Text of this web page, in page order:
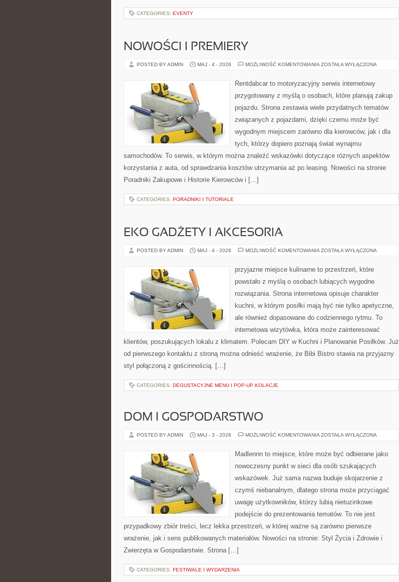
CATEGORIES: EVENTY
NOWOŚCI I PREMIERY
POSTED BY ADMIN MAJ - 4 - 2026 MOŻLIWOŚĆ KOMENTOWANIA NOWOŚCI
ZOSTAŁA WYŁĄCZONA
Rentdabcar to motoryzacyjny serwis internetowy
przygotowany z myślą o osobach, które planują zakup
pojazdu. Strona zestawia wiele przydatnych tematów
związanych z pojazdami, dzięki czemu może być
wygodnym miejscem zarówno dla kierowców, jak i dla
tych, którzy dopiero poznają świat wynajmu
samochodów. To serwis, w którym można znaleźć wskazówki dotyczące różnych aspektów
korzystania z auta, od sprawdzania kosztów utrzymania aż po leasing. Nowości na stronie
Poradniki Zakupowe i Historie Kierowców i […]
CATEGORIES: PORADNIKI I TUTORIALE
EKO GADŻETY I AKCESORIA
POSTED BY ADMIN MAJ - 4 - 2026 MOŻLIWOŚĆ KOMENTOWANIA EKO
AKCESORIA
ZOSTAŁA WYŁĄCZONA
przyjazne miejsce kulinarne to przestrzeń, które
powstało z myślą o osobach lubiących wygodne
rozwiązania. Strona internetowa opisuje charakter
kuchni, w którym posiłki mają być nie tylko apetyczne,
ale również dopasowane do codziennego rytmu. To
internetowa wizytówka, która może zainteresować
klientów, poszukujących lokalu z klimatem. Polecam DIY w Kuchni i Planowanie Posiłków. Już
od pierwszego kontaktu z stroną można odnieść wrażenie, że Bibi Bistro stawia na przyjazny
styl połączoną z gościnnością. […]
CATEGORIES: DEGUSTACYJNE MENU I POP-UP KOLACJE
DOM I GOSPODARSTWO
POSTED BY ADMIN MAJ - 3 - 2026 MOŻLIWOŚĆ KOMENTOWANIA DOM
ZOSTAŁA WYŁĄCZONA
Madlennn to miejsce, które może być odbierane jako
nowoczesny punkt w sieci dla osób szukających
wskazówek. Już sama nazwa buduje skojarzenie z
czymś niebanalnym, dlatego strona może przyciągać
uwagę użytkowników, którzy lubią nietuzinkowe
podejście do prezentowania tematów. To nie jest
przypadkowy zbiór treści, lecz lekka przestrzeń, w której ważne są zarówno pierwsze
wrażenie, jak i sens publikowanych materiałów. Nowości na stronie: Styl Życia i Zdrowie i
Zwierzęta w Gospodarstwie. Strona […]
CATEGORIES: FESTIWALE I WYDARZENIA